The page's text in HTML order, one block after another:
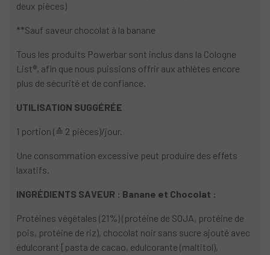
deux pièces)
**Sauf saveur chocolat à la banane
Tous les produits Powerbar sont inclus dans la Cologne
List®, afin que nous puissions offrir aux athlètes encore
plus de sécurité et de confiance.
UTILISATION SUGGÉRÉE
1 portion (≙ 2 pièces)/jour.
Une consommation excessive peut produire des effets
laxatifs.
INGRÉDIENTS SAVEUR : Banane et Chocolat :
Protéines végétales (21%) (protéine de SOJA, protéine de
pois, protéine de riz), chocolat noir sans sucre ajouté avec
édulcorant [pasta de cacao, edulcorante (maltitol),